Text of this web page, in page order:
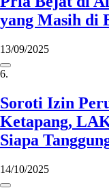
yang Masih di
13/09/2025
6.
Soroti Izin
Ketapang,
Siapa
14/10/2025